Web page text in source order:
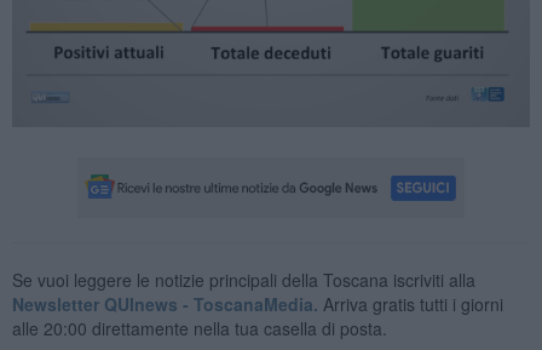
Se vuoi leggere le notizie principali della Toscana iscriviti alla
Newsletter QUInews - ToscanaMedia. Arriva gratis tutti i giorni
alle 20:00 direttamente nella tua casella di posta.